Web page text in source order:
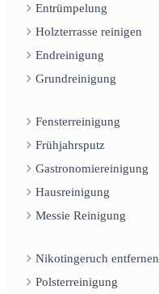
Entrümpelung
Holzterrasse reinigen
Endreinigung
Grundreinigung
Fensterreinigung
Frühjahrsputz
Gastronomiereinigung
Hausreinigung
Messie Reinigung
Nikotingeruch entfernen
Polsterreinigung